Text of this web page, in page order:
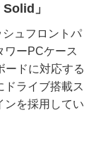
」
ュフロントパ
ワーPCケース
ードに対応する
ドライブ搭載ス
ンを採用してい